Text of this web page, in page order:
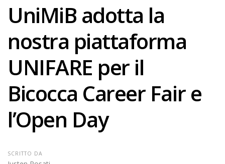
UniMiB adotta la
nostra piattaforma
UNIFARE per il
Bicocca Career Fair e
l’Open Day
SCRITTO DA